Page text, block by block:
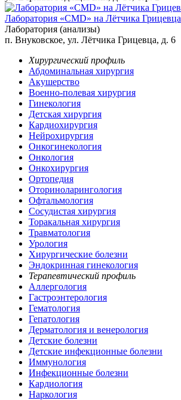
Лаборатория «CMD» на Лётчика Грицевца
Лаборатория (анализы)
п. Внуковское, ул. Лётчика Грицевца, д. 6
Хирургический профиль
Абдоминальная хирургия
Акушерство
Военно-полевая хирургия
Гинекология
Детская хирургия
Кардиохирургия
Нейрохирургия
Онкогинекология
Онкология
Онкохирургия
Ортопедия
Оториноларингология
Офтальмология
Сосудистая хирургия
Торакальная хирургия
Травматология
Урология
Хирургические болезни
Эндокринная гинекология
Терапевтический профиль
Аллергология
Гастроэнтерология
Гематология
Гепатология
Дерматология и венерология
Детские болезни
Детские инфекционные болезни
Иммунология
Инфекционные болезни
Кардиология
Наркология